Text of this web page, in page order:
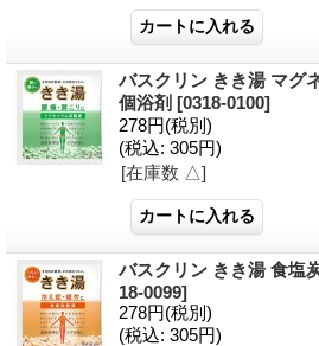
バスクリン きき湯 マグ
個浴剤 [0318-0100]
278円(税別)
(税込: 305円)
[在庫数 △]
バスクリン きき湯 食塩
18-0099]
278円(税別)
(税込: 305円)